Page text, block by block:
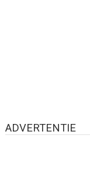
ADVERTENTIE